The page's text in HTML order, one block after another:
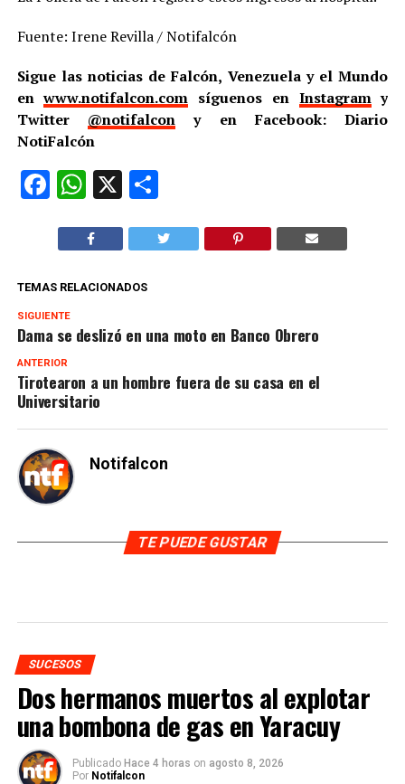
Fuente: Irene Revilla / Notifalcón
Sigue las noticias de Falcón, Venezuela y el Mundo
enwww.notifalcon.com síguenos en Instagramy
Twitter @notifalcon y en Facebook: Diario
NotiFalcón
Facebook
WhatsApp
X
TEMAS RELACIONADOS
SIGUIENTE
Dama se deslizó en una moto en Banco Obrero
ANTERIOR
Tirotearon a un hombre fuera de su casa en el
Universitario
Notifalcon
TE PUEDE GUSTAR
SUCESOS
Dos hermanos muertos al explotar
una bombona de gas en Yaracuy
Publicado Hace 4 horas on agosto 8, 2026
Por Notifalcon